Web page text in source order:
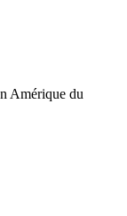
Amérique du